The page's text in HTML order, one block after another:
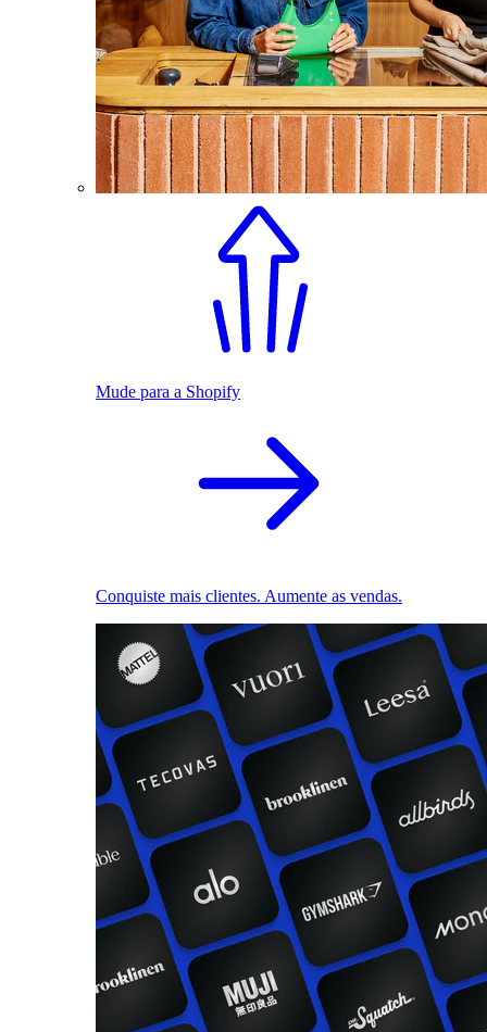
Mude para a Shopify
Conquiste mais clientes. Aumente as vendas.